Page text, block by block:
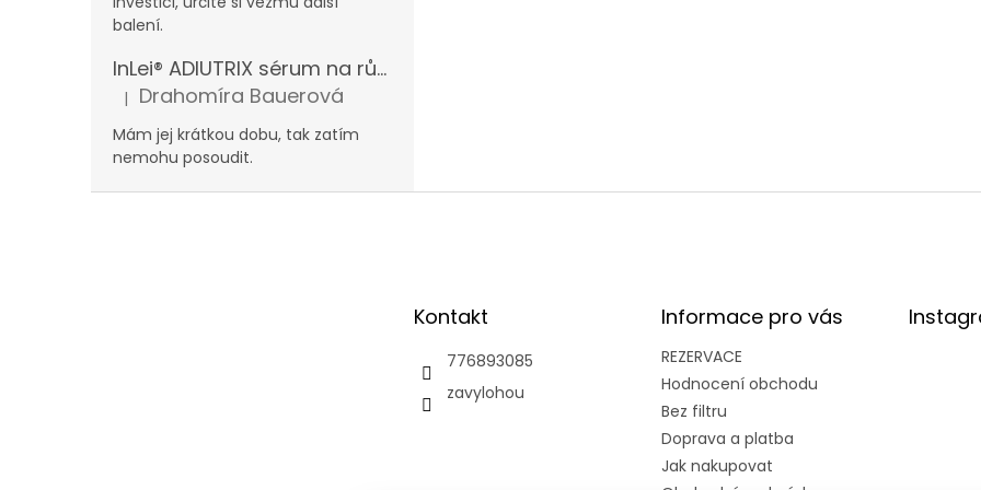
balení.
InLei® ADIUTRIX sérum na růst řas a obočí
Hodnocení produktu je 5 z 5 hvězdiček.
| Drahomíra Bauerová
Mám jej krátkou dobu, tak zatím
nemohu posoudit.
Kontakt
776893085
zavylohou
Informace pro vás
REZERVACE
Hodnocení obchodu
Bez filtru
Doprava a platba
Jak nakupovat